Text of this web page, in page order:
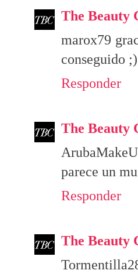
The Beauty
marox79
conseguido ;)
Responder
The Beauty
parece un
Responder
The Beauty